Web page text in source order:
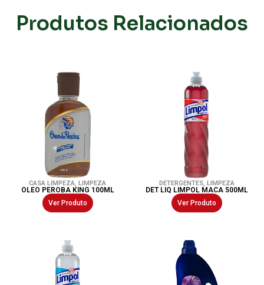
Produtos Relacionados
CASA LIMPEZA, LIMPEZA
OLEO PEROBA KING 100ML
Ver Produto
DETERGENTES, LIMPEZA
DET LIQ LIMPOL MACA 500ML
Ver Produto